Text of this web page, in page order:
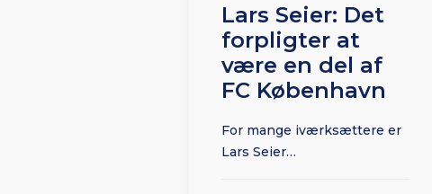
Lars Seier: Det
forpligter at
være en del af
FC København
For mange iværksættere er
Lars Seier…